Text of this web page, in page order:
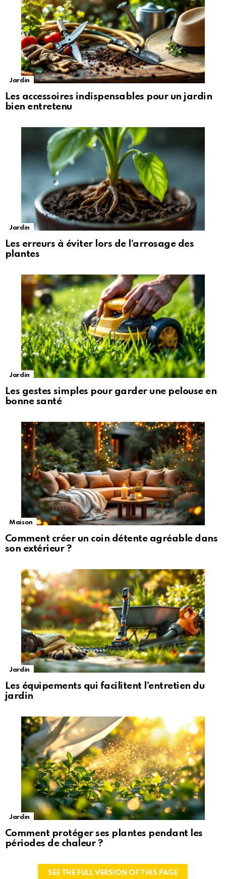
Jardin
Les accessoires indispensables pour un jardin
bien entretenu
Jardin
Les erreurs à éviter lors de l’arrosage des
plantes
Jardin
Les gestes simples pour garder une pelouse en
bonne santé
Maison
Comment créer un coin détente agréable dans
son extérieur ?
Jardin
Les équipements qui facilitent l’entretien du
jardin
Jardin
Comment protéger ses plantes pendant les
périodes de chaleur ?
SEE THE FULL VERSION OF THIS PAGE